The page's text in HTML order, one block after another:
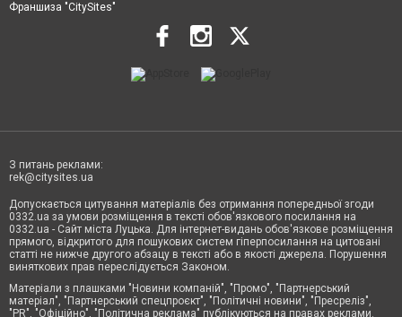
Франшиза "CitySites"
З питань реклами:
rek@citysites.ua
Допускається цитування матеріалів без отримання попередньої згоди
0332.ua за умови розміщення в тексті обов'язкового посилання на
0332.ua - Сайт міста Луцька. Для інтернет-видань обов'язкове розміщення
прямого, відкритого для пошукових систем гіперпосилання на цитовані
статті не нижче другого абзацу в тексті або в якості джерела. Порушення
виняткових прав переслідується Законом.
Матеріали з плашками "Новини компаній", "Промо", "Партнерський
матеріал", "Партнерський спецпроєкт", "Політичні новини", "Пресреліз",
"PR", "Офіційно", "Політична реклама" публікуються на правах реклами.